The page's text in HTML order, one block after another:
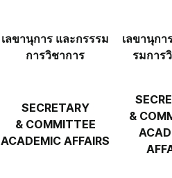
เลขานุการ และกรรรม
การวิชาการ
เลขานุกา
รมการ
SECRETARY
& COMMITTEE
ACADEMIC AFFAIRS
&